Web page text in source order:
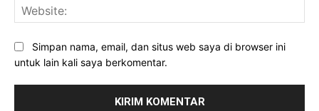
Simpan nama, email, dan situs web saya di browser ini
untuk lain kali saya berkomentar.